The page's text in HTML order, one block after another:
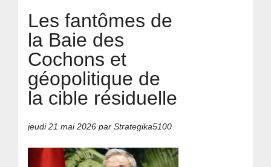
Les fantômes de
la Baie des
Cochons et
géopolitique de
la cible résiduelle
jeudi 21 mai 2026 par Strategika5100